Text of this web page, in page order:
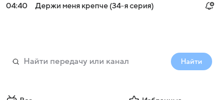
04:40
Держи меня крепче (34-я серия)
Найти